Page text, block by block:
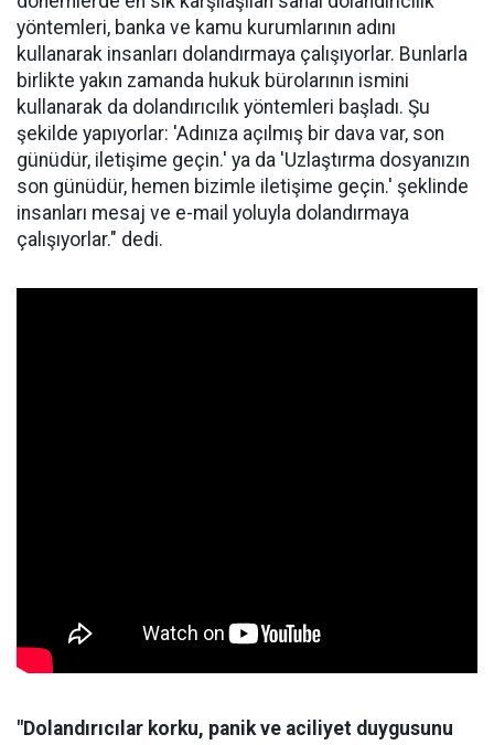
yöntemleri, banka ve kamu kurumlarının adını
kullanarak insanları dolandırmaya çalışıyorlar. Bunlarla
birlikte yakın zamanda hukuk bürolarının ismini
kullanarak da dolandırıcılık yöntemleri başladı. Şu
şekilde yapıyorlar: 'Adınıza açılmış bir dava var, son
günüdür, iletişime geçin.' ya da 'Uzlaştırma dosyanızın
son günüdür, hemen bizimle iletişime geçin.' şeklinde
insanları mesaj ve e-mail yoluyla dolandırmaya
çalışıyorlar." dedi.
"Dolandırıcılar korku, panik ve aciliyet duygusunu